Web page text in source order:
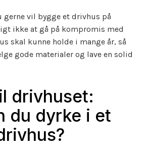
gerne vil bygge et drivhus på
ikke at gå på kompromis med
skal kunne holde i mange år, så
gode materialer og lave en solid
drivhuset:
du dyrke i et